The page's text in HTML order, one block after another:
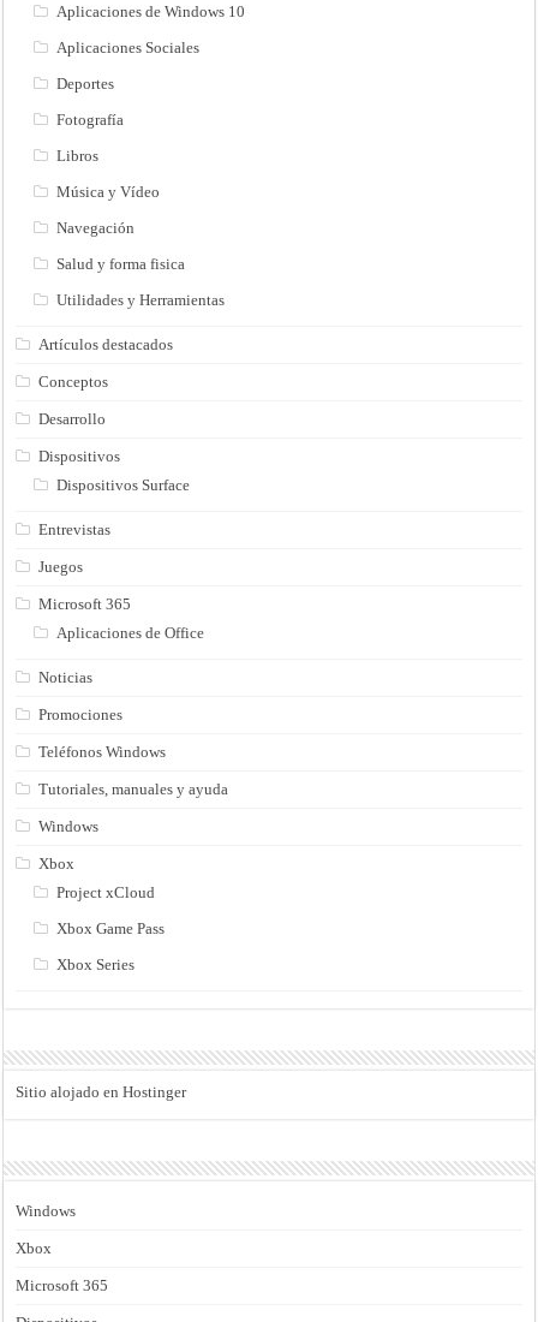
Aplicaciones de Windows 10
Aplicaciones Sociales
Deportes
Fotografía
Libros
Música y Vídeo
Navegación
Salud y forma fisica
Utilidades y Herramientas
Artículos destacados
Conceptos
Desarrollo
Dispositivos
Dispositivos Surface
Entrevistas
Juegos
Microsoft 365
Aplicaciones de Office
Noticias
Promociones
Teléfonos Windows
Tutoriales, manuales y ayuda
Windows
Xbox
Project xCloud
Xbox Game Pass
Xbox Series
Sitio alojado en Hostinger
Windows
Xbox
Microsoft 365